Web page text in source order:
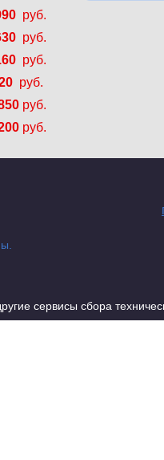
руб.
руб.
руб.
руб.
руб.
руб.
сервисы сбора